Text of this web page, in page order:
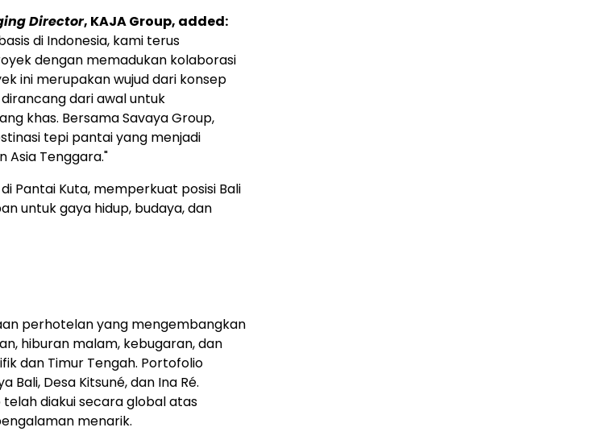
Director, KAJA Group, added:
di Indonesia, kami terus
dengan memadukan kolaborasi
ini merupakan wujud dari konsep
dari awal untuk
khas. Bersama Savaya Group,
tepi pantai yang menjadi
Asia Tenggara."
Pantai Kuta, memperkuat posisi Bali
untuk gaya hidup, budaya, dan
perhotelan yang mengembangkan
hiburan malam, kebugaran, dan
dan Timur Tengah. Portofolio
Bali, Desa Kitsuné, dan Ina Ré.
diakui secara global atas
menarik.